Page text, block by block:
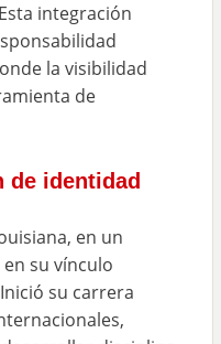
integración
la visibilidad
de
de identidad
en un
su vínculo
su carrera